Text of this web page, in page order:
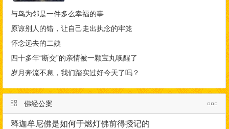
与鸟为邻是一件多么幸福的事
原谅别人的错，让自己走出执念的牢笼
怀念远去的二姨
四十多年“断交”的亲情被一颗宝丸唤醒了
岁月奔流不息，我们踏实过好今天了吗？
佛经公案
释迦牟尼佛是如何于燃灯佛前得授记的